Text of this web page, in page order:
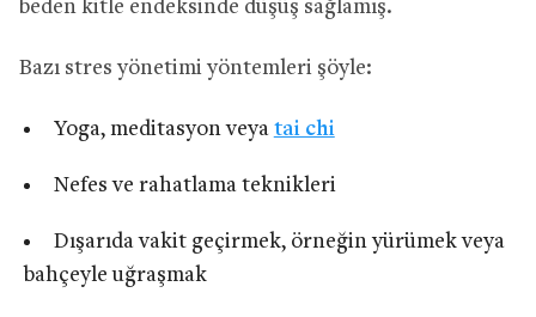
beden kitle endeksinde düşüş sağlamış.
Bazı stres yönetimi yöntemleri şöyle:
Yoga, meditasyon veya tai chi
Nefes ve rahatlama teknikleri
Dışarıda vakit geçirmek, örneğin yürümek veya
bahçeyle uğraşmak